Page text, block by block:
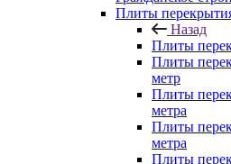
Плиты
Назад
Плиты
Плиты
метр
Плиты
метра
Плиты
метра
Плиты